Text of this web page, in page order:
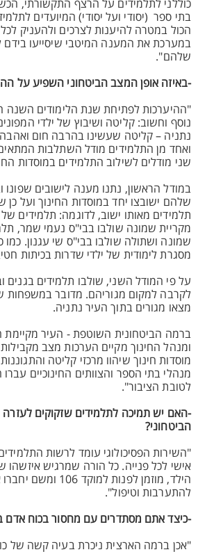
כוללני לתלמידים על הרצף התקשורתי,
בתי ספר (יסודי ועל יסודי) המיועדים
הכול במטרה להיענות לצרכים ולהעניק
במערכת את המענה המיטבי שיסייעו
שלהם".
-באיזה אופן המצב הביטחוני השפיע על
"ההיערכות לפתיחת שנת הלימודים השנה
נוסף וחשוב: קליטה ושיבוץ של ילדי
נתניה – קליטה שעשינו בהרבה חום
ואחד מן התלמידים מודל השתלבות
שני מודלים לשילוב התלמידים במוסדות
במודל הראשון, נתנו מענה לישובים שפונו
שלהם ישובצו יחד במוסדות החינוך ועל כן
תלמידים מאותו ישוב, לדוגמה: תלמידים
מקריית שמונה שולבו בבי"ס נעמי שמר,
שמונה ושתולה שולבו בבי"ס שי עגנון.
מסגרת לימודית של ילדי שדרות בכיתות
על פי המודל השני, שולבו תלמידים
לקרבה למקום מגוריהם. מדובר במשפחות
מצאו מגורים בתוך העיר נתניה.
ברמה הביטחונית השוטפת - העיר מקיימת
מוסדות חינוך שיהוו מרכזי קליטה
מנהלי בתי הספר והצוותים החינוכיים
לטובת הציבור".
-האם יש תמיכה לתלמידים שזקוקים
הביטחוני?
"השירות הפסיכולוגי עומד לרשות
אישי לכל פנייה. כל הורה שמרגיש איזשהו
הילד, מוזמן לפנות
להתערבות וטיפול".
-כיצד אתם מסתדרים עם מחסור בכוח אדם
"אכן ברמה הארצית ניכרת בעיה קשה של